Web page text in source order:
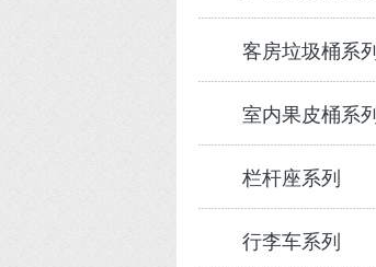
客房垃圾桶系列
室内果皮桶系列
栏杆座系列
行李车系列